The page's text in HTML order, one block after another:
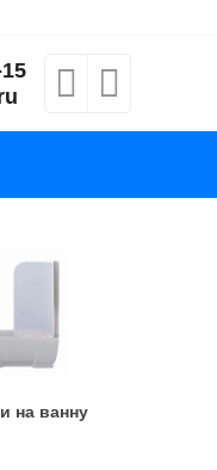
на ванну